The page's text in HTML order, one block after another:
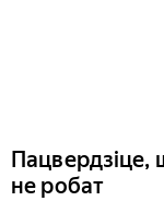
Пацвердзіце,
не робат